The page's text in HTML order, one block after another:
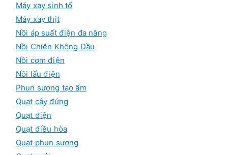
Máy xay sinh tố
Máy xay thịt
Nồi áp suất điện đa năng
Nồi Chiên Không Dầu
Nồi cơm điện
Nồi lẩu điện
Phun sương tạo ẩm
Quạt cây đứng
Quạt điện
Quạt điều hòa
Quạt phun sương